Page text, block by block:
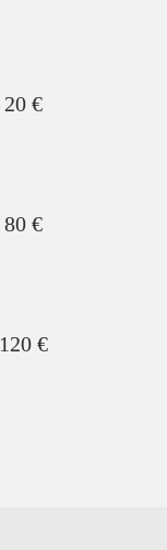
20 €
80 €
120 €